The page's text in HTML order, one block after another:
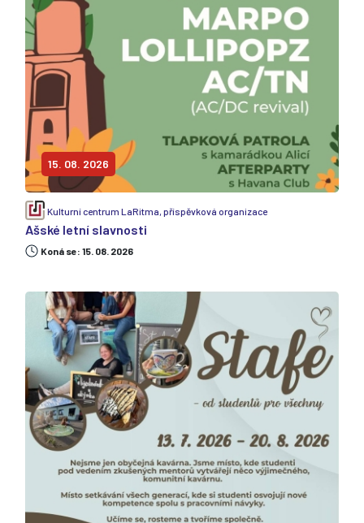
15. 08. 2026
Kulturní centrum LaRitma, příspěvková organizace
Ašské letní slavnosti
Koná se: 15. 08. 2026